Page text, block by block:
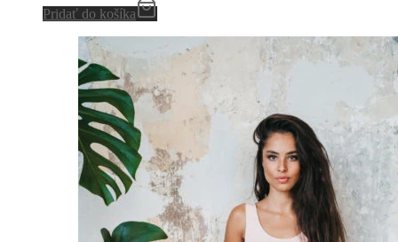
Pridať do košíka